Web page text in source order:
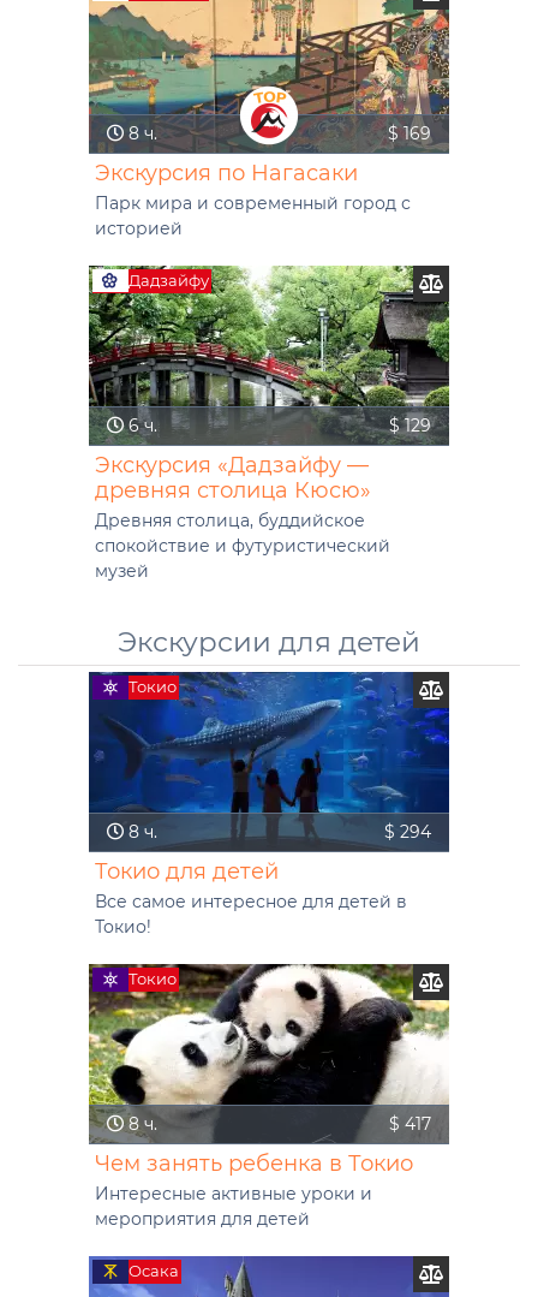
8 ч. $ 169
Экскурсия по Нагасаки
Парк мира и современный город с
историей
Дадзайфу
6 ч. $ 129
Экскурсия «Дадзайфу —
древняя столица Кюсю»
Древняя столица, буддийское
спокойствие и футуристический
музей
Экскурсии для детей
Токио
8 ч. $ 294
Токио для детей
Все самое интересное для детей в
Токио!
Токио
8 ч. $ 417
Чем занять ребенка в Токио
Интересные активные уроки и
мероприятия для детей
Осака